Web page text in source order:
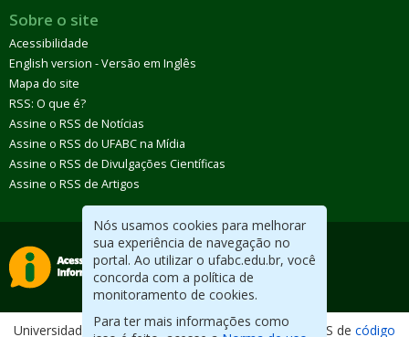
Nós usamos cookies para melhorar
sua experiência de navegação no
portal. Ao utilizar o ufabc.edu.br, você
concorda com a política de
monitoramento de cookies.
Para ter mais informações como
Sobre o site
Acessibilidade
English version - Versão em Inglês
Mapa do site
RSS: O que é?
Assine o RSS de Notícias
Assine o RSS do UFABC na Mídia
Assine o RSS de Divulgações Científicas
Assine o RSS de Artigos
Universidade Federal do ABC. Desenvolvido com CMS de código